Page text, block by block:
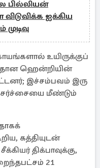
பில்லியன்
ஐக்கிய
உயிருக்குப்
ஹென்றியின்
இச்சம்பவம் இரு
சர்ச்சையை மீண்டும்
கத்தியுடன்
திக்பாவுக்கு,
21